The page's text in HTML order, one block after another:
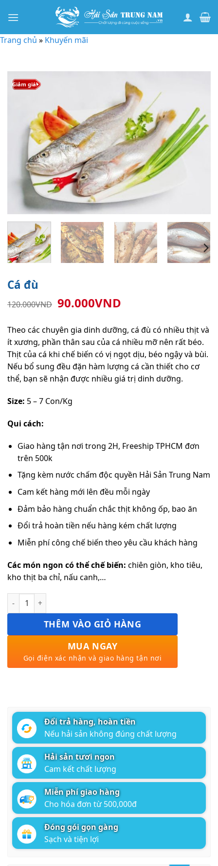
qua
dung
Trang chủ » Khuyến mãi
Giảm giá!
Cá đù
120.000VND Giá
là:
120.000VND.
90.000VNDGiá
tại
là:
90.000VND.
Theo các chuyên gia dinh dưỡng, cá đù có nhiều thịt và
ít xương, phần thân sau của cá nhiều mỡ nên rất béo.
Thịt của cá khi chế biến có vị ngọt dịu, béo ngậy và bùi.
Nếu bổ sung đều đặn hàm lượng cá cần thiết cho cơ
thể, bạn sẽ nhận được nhiều giá trị dinh dưỡng.
Size: 5 – 7 Con/Kg
Qui cách:
Giao hàng tận nơi trong 2H, Freeship TPHCM đơn
trên 500k
Tặng kèm nước chấm độc quyền Hải Sản Trung Nam
Cam kết hàng mới lên đều mỗi ngày
Đảm bảo hàng chuẩn chắc thịt không ốp, bao ăn
Đổi trả hoàn tiền nếu hàng kém chất lượng
Miễn phí công chế biến theo yêu cầu khách hàng
Các món ngon có thể chế biến: chiên giòn, kho tiêu,
kho thịt ba chỉ, nấu canh,…
Cá đù số lượng
THÊM VÀO GIỎ HÀNG
MUA NGAY
Gọi điện xác nhận và giao hàng tận nơi
Đổi trả hàng, hoàn tiền
Nếu hải sản không đúng chất lượng
Hải sản tươi ngon
Cam kết chất lượng
Miễn phí giao hàng
Cho hóa đơn từ 500,000đ
Đóng gói gọn gàng
Sạch và tiện lợi